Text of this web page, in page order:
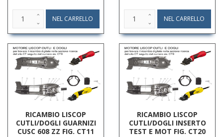
RICAMBIO LISCOP
CUTLI/DOGLI GUARNIZI
CUSC 608 ZZ FIG. CT11
RICAMBIO LISCOP
CUTLI/DOGLI INSERTO
TEST E MOT FIG. CT20